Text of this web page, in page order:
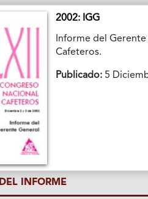
2002: IGG
Informe del
Cafeteros.
Publicado: 5
INFORME